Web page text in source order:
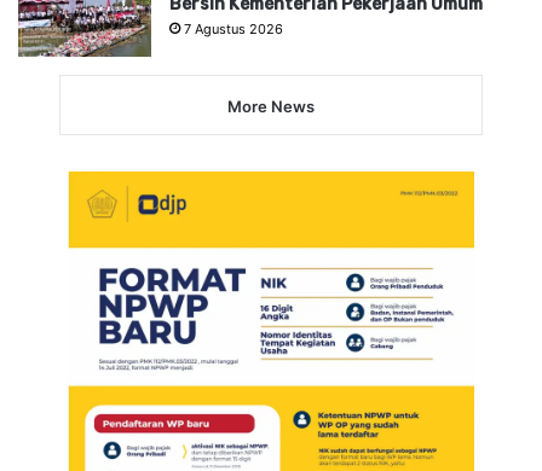
7 Agustus 2026
More News